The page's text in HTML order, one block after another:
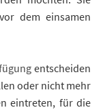
dem einsamen
entscheiden
oder nicht mehr
eintreten, für die